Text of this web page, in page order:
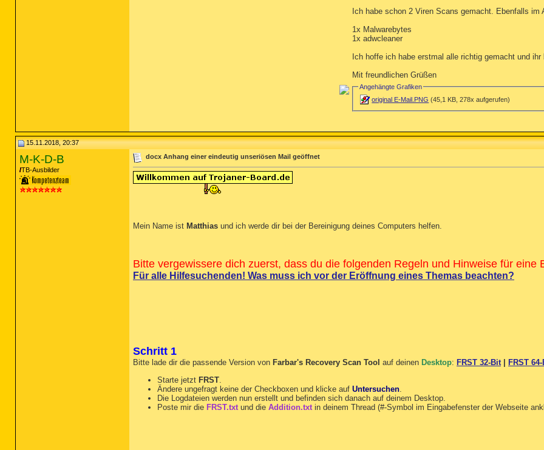
Ich habe schon 2 Viren Scans gemacht. Ebenfalls im
1x Malwarebytes
1x adwcleaner
Ich hoffe ich habe erstmal alle richtig gemacht und ihr
Mit freundlichen Grüßen
Angehängte Grafiken
original E-Mail.PNG (45,1 KB, 278x aufgerufen)
15.11.2018, 20:37
M-K-D-B
TB-Ausbilder
docx Anhang einer eindeutig unseriösen Mail geöffnet
Mein Name ist Matthias und ich werde dir bei der Bereinigung deines Computers helfen.
Bitte vergewissere dich zuerst, dass du die folgenden Regeln und Hinweise für eine
Für alle Hilfesuchenden! Was muss ich vor der Eröffnung eines Themas beachten?
Schritt 1
Bitte lade dir die passende Version von Farbar's Recovery Scan Tool auf deinen Desktop: FRST 32-Bit
FRST
Starte jetzt FRST
Ändere ungefragt keine der Checkboxen und klicke auf Untersuchen
Die Logdateien werden nun erstellt und befinden sich danach auf deinem Desktop.
Poste mir die FRST.txt und die Addition.txt in deinem Thread (#-Symbol im Eingabefenster der Webseite